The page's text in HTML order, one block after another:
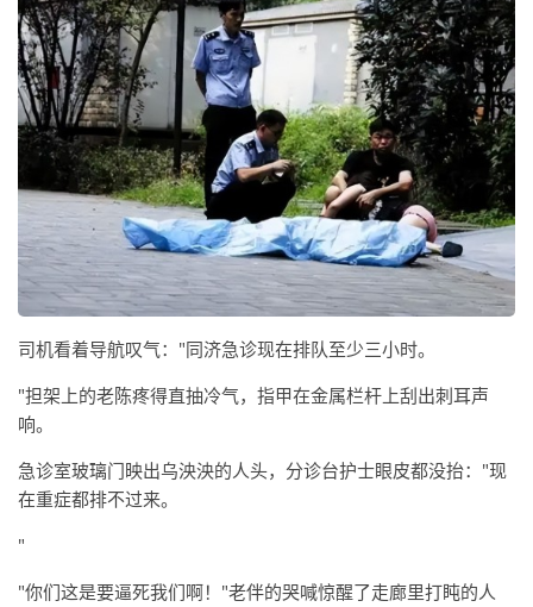
司机看着导航叹气："同济急诊现在排队至少三小时。
"担架上的老陈疼得直抽冷气，指甲在金属栏杆上刮出刺耳声
响。
急诊室玻璃门映出乌泱泱的人头，分诊台护士眼皮都没抬："现
在重症都排不过来。
"
"你们这是要逼死我们啊！"老伴的哭喊惊醒了走廊里打盹的人